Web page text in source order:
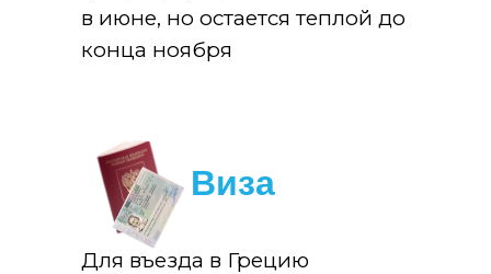
в июне, но остается теплой до
конца ноября
Для въезда в Грецию
Виза